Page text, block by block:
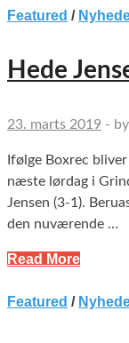
Featured /
Hede
23. marts 2019 - by
Ifølge Boxrec
næste lørdag i
Jensen (3-1).
den nuværende …
Read More
Featured /